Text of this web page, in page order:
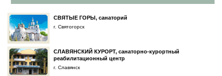
СВЯТЫЕ ГОРЫ, санаторий
г. Святогорск
СЛАВЯНСКИЙ КУРОРТ, санаторно-курортный
реабилитационный центр
г. Славянск